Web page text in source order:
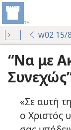
w02 15/
“Να με
«Σε αυτή
ο Χριστός